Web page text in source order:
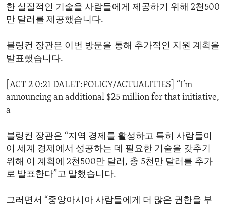
한 실질적인 기술을 사람들에게 제공하기 위해 2천500
만 달러를 제공했습니다.
블링컨 장관은 이번 방문을 통해 추가적인 지원 계획을
발표했습니다.
[ACT 2 0:21 DALET:POLICY/ACTUALITIES] “I’m
announcing an additional $25 million for that initiative,
a
블링컨 장관은 “지역 경제를 활성하고 특히 사람들이
이 세계 경제에서 성공하는 데 필요한 기술을 갖추기
위해 이 계획에 2천500만 달러, 총 5천만 달러를 추가
로 발표한다”고 말했습니다.
그러면서 “중앙아시아 사람들에게 더 많은 권한을 부